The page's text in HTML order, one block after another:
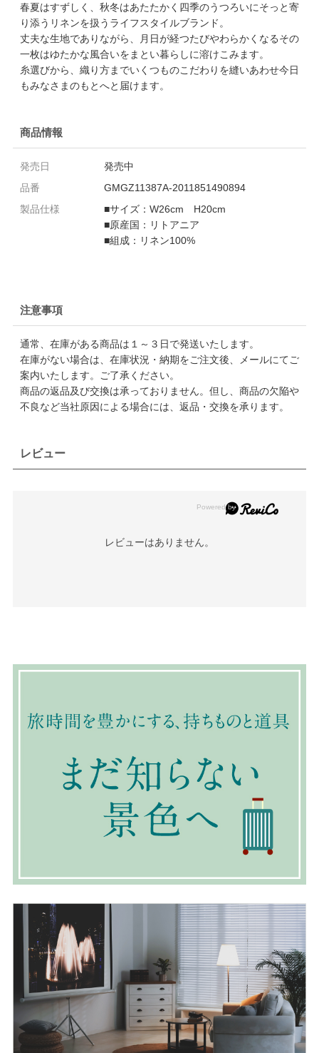
春夏はすずしく、秋冬はあたたかく四季のうつろいにそっと寄
り添うリネンを扱うライフスタイルブランド。
丈夫な生地でありながら、月日が経つたびやわらかくなるその
一枚はゆたかな風合いをまとい暮らしに溶けこみます。
糸選びから、織り方までいくつものこだわりを縫いあわせ今日
もみなさまのもとへと届けます。
商品情報
発売日
発売中
品番
GMGZ11387A-2011851490894
製品仕様
■サイズ：W26cm H20cm
■原産国：リトアニア
■組成：リネン100%
注意事項
通常、在庫がある商品は１～３日で発送いたします。
在庫がない場合は、在庫状況・納期をご注文後、メールにてご
案内いたします。ご了承ください。
商品の返品及び交換は承っておりません。但し、商品の欠陥や
不良など当社原因による場合には、返品・交換を承ります。
レビュー
レビューはありません。